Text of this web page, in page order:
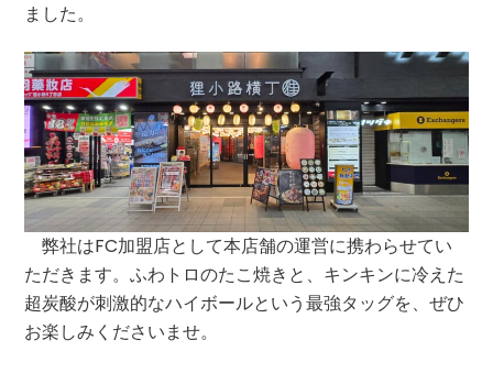
ました。
弊社はFC加盟店として本店舗の運営に携わらせてい
ただきます。ふわトロのたこ焼きと、キンキンに冷えた
超炭酸が刺激的なハイボールという最強タッグを、ぜひ
お楽しみくださいませ。